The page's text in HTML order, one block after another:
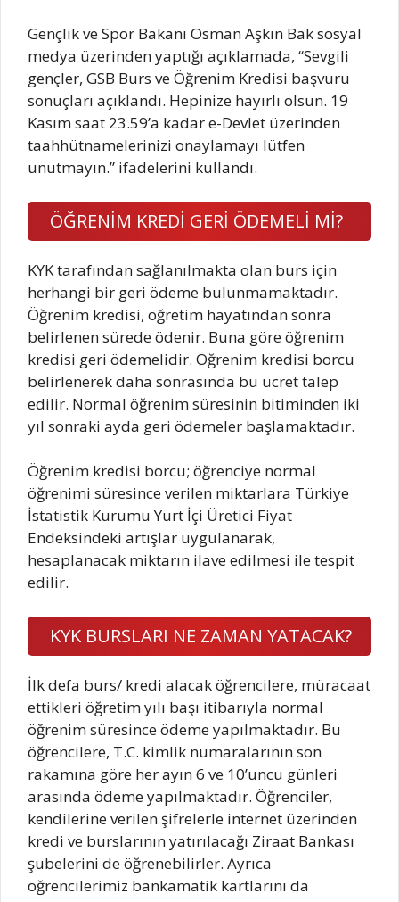
Gençlik ve Spor Bakanı Osman Aşkın Bak sosyal
medya üzerinden yaptığı açıklamada, “Sevgili
gençler, GSB Burs ve Öğrenim Kredisi başvuru
sonuçları açıklandı. Hepinize hayırlı olsun. 19
Kasım saat 23.59’a kadar e-Devlet üzerinden
taahhütnamelerinizi onaylamayı lütfen
unutmayın.” ifadelerini kullandı.
ÖĞRENİM KREDİ GERİ ÖDEMELİ Mİ?
KYK tarafından sağlanılmakta olan burs için
herhangi bir geri ödeme bulunmamaktadır.
Öğrenim kredisi, öğretim hayatından sonra
belirlenen sürede ödenir. Buna göre öğrenim
kredisi geri ödemelidir. Öğrenim kredisi borcu
belirlenerek daha sonrasında bu ücret talep
edilir. Normal öğrenim süresinin bitiminden iki
yıl sonraki ayda geri ödemeler başlamaktadır.
Öğrenim kredisi borcu; öğrenciye normal
öğrenimi süresince verilen miktarlara Türkiye
İstatistik Kurumu Yurt İçi Üretici Fiyat
Endeksindeki artışlar uygulanarak,
hesaplanacak miktarın ilave edilmesi ile tespit
edilir.
KYK BURSLARI NE ZAMAN YATACAK?
İlk defa burs/ kredi alacak öğrencilere, müracaat
ettikleri öğretim yılı başı itibarıyla normal
öğrenim süresince ödeme yapılmaktadır. Bu
öğrencilere, T.C. kimlik numaralarının son
rakamına göre her ayın 6 ve 10’uncu günleri
arasında ödeme yapılmaktadır. Öğrenciler,
kendilerine verilen şifrelerle internet üzerinden
kredi ve burslarının yatırılacağı Ziraat Bankası
şubelerini de öğrenebilirler. Ayrıca
öğrencilerimiz bankamatik kartlarını da